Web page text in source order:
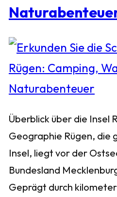
Überblick über die Insel
Geographie Rügen, die
Insel, liegt vor der
Bundesland
Geprägt durch